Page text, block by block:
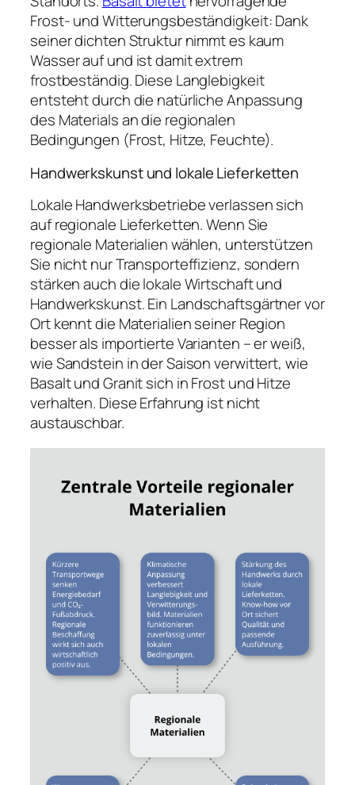
Frost- und Witterungsbeständigkeit: Dank
seiner dichten Struktur nimmt es kaum
Wasser auf und ist damit extrem
frostbeständig. Diese Langlebigkeit
entsteht durch die natürliche Anpassung
des Materials an die regionalen
Bedingungen (Frost, Hitze, Feuchte).
Handwerkskunst und lokale Lieferketten
Lokale Handwerksbetriebe verlassen sich
auf regionale Lieferketten. Wenn Sie
regionale Materialien wählen, unterstützen
Sie nicht nur Transporteffizienz, sondern
stärken auch die lokale Wirtschaft und
Handwerkskunst. Ein Landschaftsgärtner vor
Ort kennt die Materialien seiner Region
besser als importierte Varianten – er weiß,
wie Sandstein in der Saison verwittert, wie
Basalt und Granit sich in Frost und Hitze
verhalten. Diese Erfahrung ist nicht
austauschbar.